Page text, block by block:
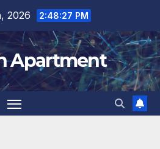
2026 2:48:28 PM
Apartment